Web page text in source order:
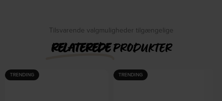
Tilsvarende valgmuligheder tilgængelige
RELATEREDEPRODUKTER
TRENDING TRENDING